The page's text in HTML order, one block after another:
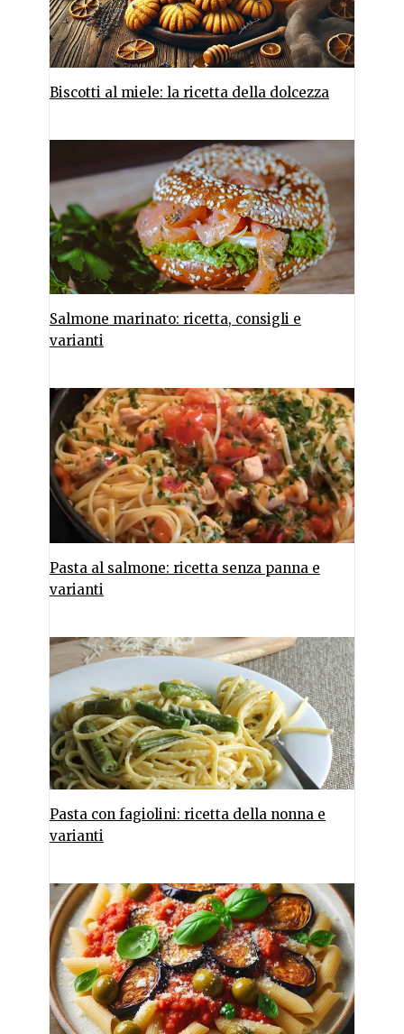
Biscotti al miele: la ricetta della dolcezza
Salmone marinato: ricetta, consigli e
varianti
Pasta al salmone: ricetta senza panna e
varianti
Pasta con fagiolini: ricetta della nonna e
varianti